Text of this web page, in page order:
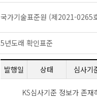
국가기술표준원 (제2021-0265
5년도래 확인표준
발행일 상태 심사기
KS심사기준 정보가 존재